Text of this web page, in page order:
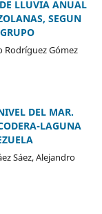
LLUVIA ANUAL
SEGUN
Rodríguez Gómez
DEL MAR.
LAGUNA
Sáez, Alejandro